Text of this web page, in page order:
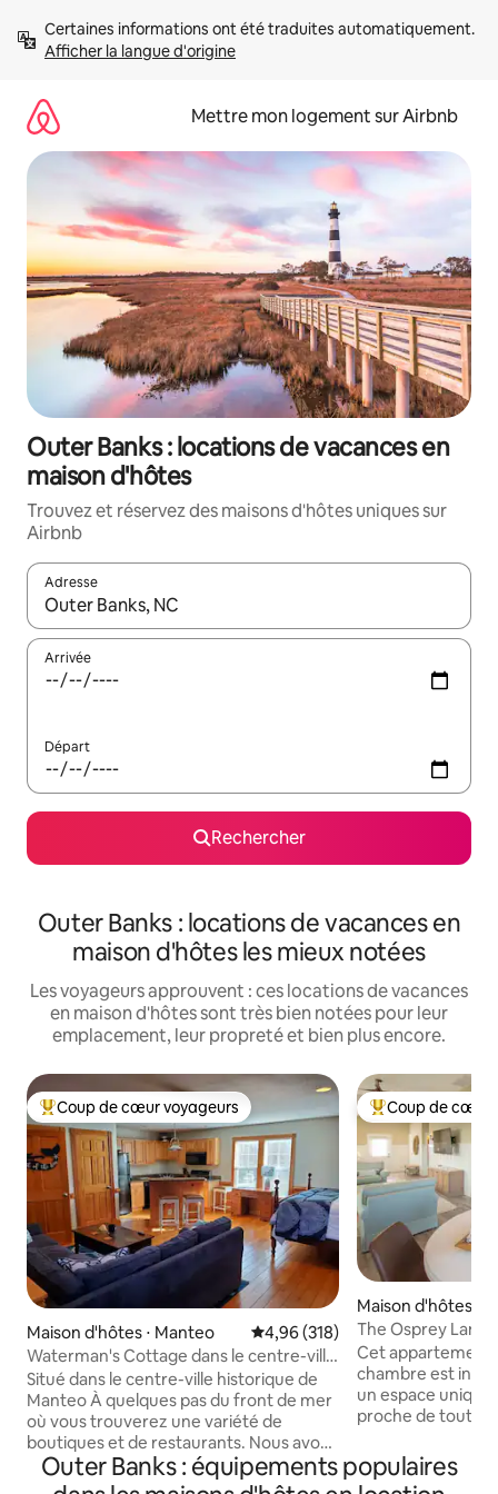
directement
Afficher la langue d'origine
Mettre mon logement sur Airbnb
Outer Banks : locations de vacances en
maison d'hôtes
Trouvez et réservez des maisons d'hôtes uniques sur
Airbnb
Adresse
Lorsque les résultats s'affichent, utilisez les flèches vers le
Arrivée
Départ
Rechercher
Outer Banks : locations de vacances en
maison d'hôtes les mieux notées
Les voyageurs approuvent : ces locations de vacances
en maison d'hôtes sont très bien notées pour leur
emplacement, leur propreté et bien plus encore.
Coups de cœur voyageurs les plus appréciés
Coup de cœur voyageurs
Maison d'hôtes ⋅ Manteo Évaluation moyenne sur la
4,96 (318)
Waterman's Cottage dans le centre-ville
historique de Manteo
Situé dans le centre-ville historique de
Manteo À quelques pas du front de mer
où vous trouverez une variété de
boutiques et de restaurants. Nous avons
créé ce chalet comme un endroit pour
les couples, les travailleurs à distance, les
Coups de cœur
Coup de cœur
Maison d'hôtes ⋅
hores
The Osprey
bord de mer
Cet appartement
chambre est
un espace
proche de tout
grandes
une vue sur
Outer Banks : équipements populaires